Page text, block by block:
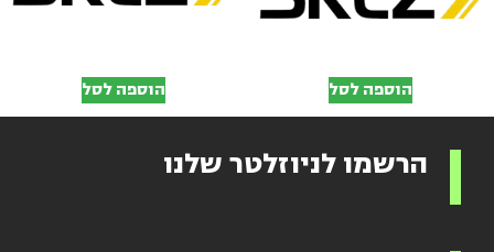
הוספה לסל הוספה לסל
הרשמו לניוזלטר שלנו